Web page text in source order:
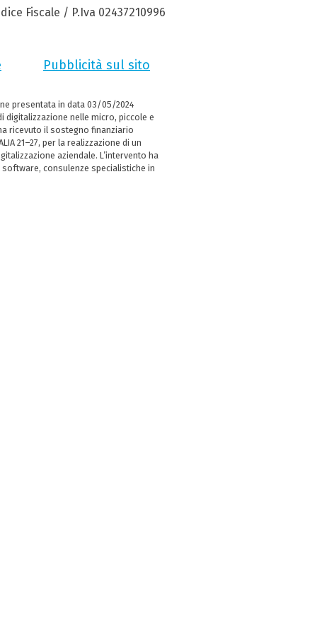
Fiscale / P.Iva 02437210996
Pubblicità sul sito
presentata in data 03/05/2024
digitalizzazione nelle micro, piccole e
ricevuto il sostegno finanziario
21–27, per la realizzazione di un
aziendale. L’intervento ha
consulenze specialistiche in